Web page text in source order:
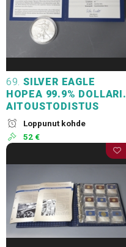
69. SILVER EAGLE
HOPEA 99.9% DOLLARI.
AITOUSTODISTUS
Loppunut kohde
52 €